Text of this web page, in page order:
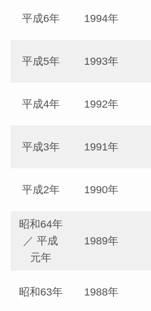
平成6年 1994年
平成5年 1993年
平成4年 1992年
平成3年 1991年
平成2年 1990年
昭和64年
／ 平成
元年
1989年
昭和63年 1988年